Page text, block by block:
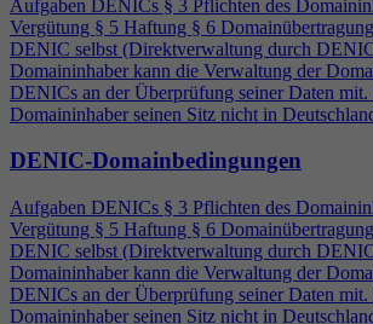
Aufgaben DENICs § 3 Pflichten des
Vergütung § 5 Haftung § 6
DENIC selbst (Direktverwaltung durch
Domaininhaber kann die Verwaltung der
DENICs an der Überprüfung seiner Daten mit.
Domaininhaber seinen Sitz nicht in
DENIC-Domainbedingungen
Aufgaben DENICs § 3 Pflichten des
Vergütung § 5 Haftung § 6
DENIC selbst (Direktverwaltung durch
Domaininhaber kann die Verwaltung der
DENICs an der Überprüfung seiner Daten mit.
Domaininhaber seinen Sitz nicht in